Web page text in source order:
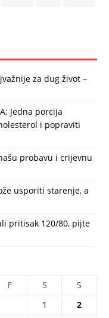
za dug život –
Jedna porcija
i popraviti
našu probavu i crijevnu
usporiti starenje, a
pritisak 120/80, pijte
F S
S
1
2